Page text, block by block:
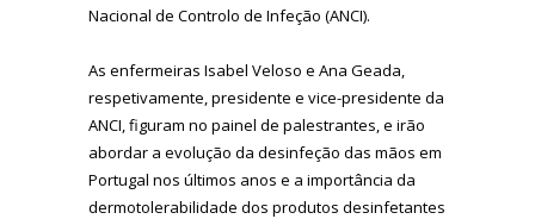
Nacional de Controlo de Infeção (ANCI).
As enfermeiras Isabel Veloso e Ana Geada,
respetivamente, presidente e vice-presidente da
ANCI, figuram no painel de palestrantes, e irão
abordar a evolução da desinfeção das mãos em
Portugal nos últimos anos e a importância da
dermotolerabilidade dos produtos desinfetantes